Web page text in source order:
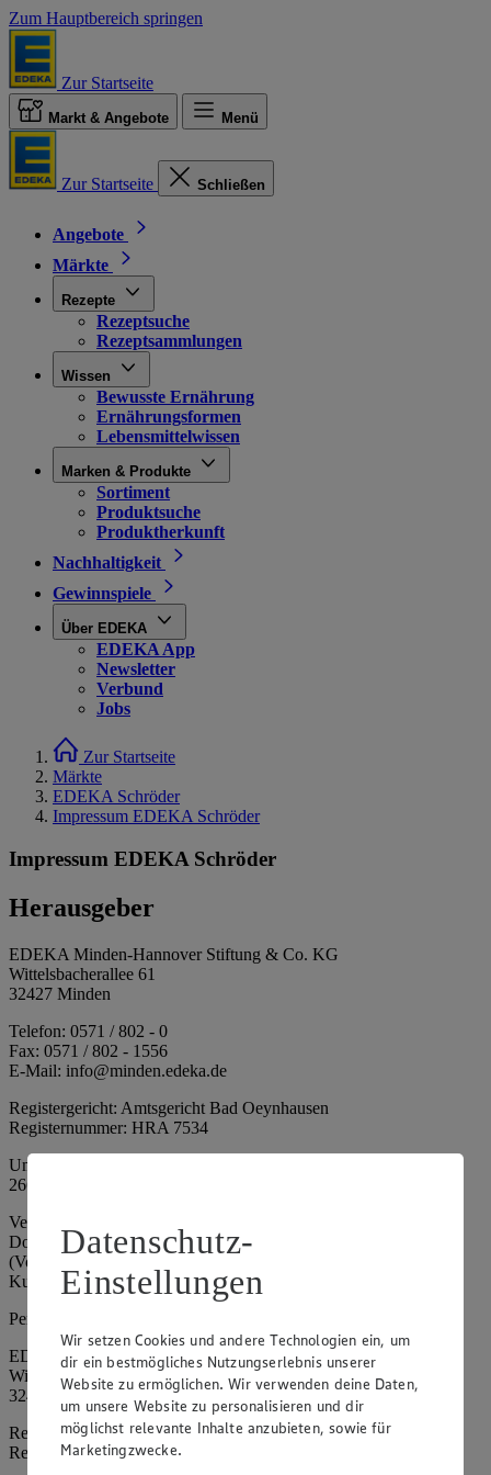
Zum Hauptbereich springen
Zur Startseite
Markt & Angebote Menü
Zur Startseite Schließen
Angebote
Märkte
Rezepte
Rezeptsuche
Rezeptsammlungen
Wissen
Bewusste Ernährung
Ernährungsformen
Lebensmittelwissen
Marken & Produkte
Sortiment
Produktsuche
Produktherkunft
Nachhaltigkeit
Gewinnspiele
Über EDEKA
EDEKA App
Newsletter
Verbund
Jobs
Zur Startseite
Märkte
EDEKA Schröder
Impressum EDEKA Schröder
Impressum EDEKA Schröder
Herausgeber
EDEKA Minden-Hannover Stiftung & Co. KG
Wittelsbacherallee 61
32427 Minden
Telefon: 0571 / 802 - 0
Fax: 0571 / 802 - 1556
E-Mail: info@minden.edeka.de
Registergericht: Amtsgericht Bad Oeynhausen
Registernummer: HRA 7534
Umsatzsteuer-Identifikationsnummer gem. § 27a UStG: DE
266067317
Vertretungsberechtigte: Mark Rosenkranz (Sprecher), Eileen
Dominique Klingsiek (Vorstandsmitglied), Ulf-U. Plath
(Vorstandsmitglied), Stephan Wohler (Vorstandsmitglied), Marc
Kuhlmann (Aufsichtsratsvorsitzender)
Persönlich haftende Gesellschafterin:
EDEKA Minden-Hannover Holding GmbH
Wittelsbacherallee 61
32427 Minden
Registergericht: Amtsgericht Bad Oeynhausen
Registernummer: HRB 4086
Datenschutz-
Einstellungen
Wir setzen Cookies und andere Technologien ein, um
dir ein bestmögliches Nutzungserlebnis unserer
Website zu ermöglichen. Wir verwenden deine Daten,
um unsere Website zu personalisieren und dir
möglichst relevante Inhalte anzubieten, sowie für
Marketingzwecke.